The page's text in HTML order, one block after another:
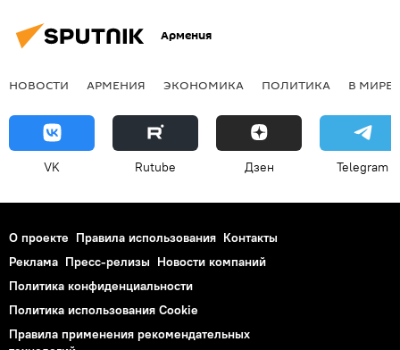
Армения
НОВОСТИ АРМЕНИЯ ЭКОНОМИКА ПОЛИТИКА В МИРЕ
VK Rutube Дзен Telegram
О проекте Правила использования Контакты
Реклама Пресс-релизы Новости компаний
Политика конфиденциальности
Политика использования Cookie
Правила применения рекомендательных